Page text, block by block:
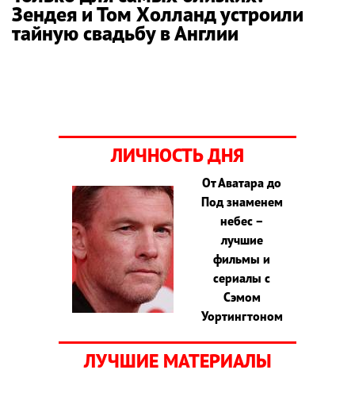
Зендея и Том Холланд устроили
тайную свадьбу в Англии
ЛИЧНОСТЬ ДНЯ
От Аватара до
Под знаменем
небес –
лучшие
фильмы и
сериалы с
Сэмом
Уортингтоном
ЛУЧШИЕ МАТЕРИАЛЫ